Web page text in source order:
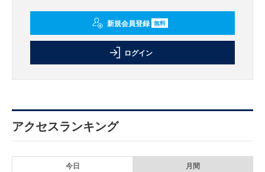
新規会員登録 無料
ログイン
アクセスランキング
今日 月間